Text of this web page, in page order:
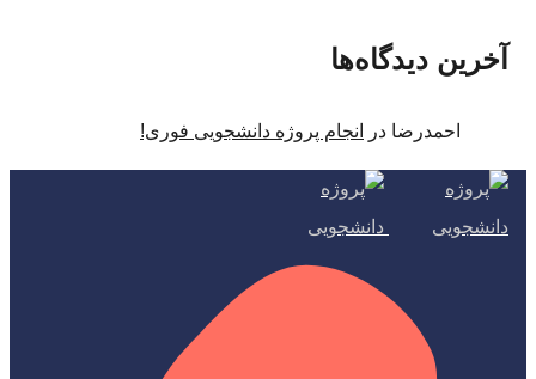
آخرین دیدگاه‌ها
احمدرضا در انجام پروژه دانشجویی فوری!